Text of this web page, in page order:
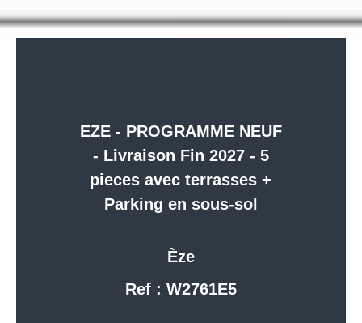
EZE - PROGRAMME NEUF
- Livraison Fin 2027 - 5
pieces avec terrasses +
Parking en sous-sol
Èze
Ref : W2761E5